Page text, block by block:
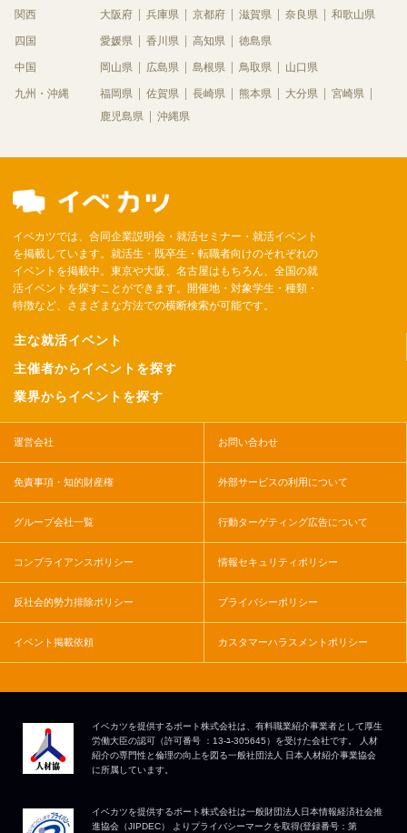
関西 大阪府 兵庫県 京都府 滋賀県 奈良県 和歌山県
四国 愛媛県 香川県 高知県 徳島県
中国 岡山県 広島県 島根県 鳥取県 山口県
九州・沖縄 福岡県 佐賀県 長崎県 熊本県 大分県
宮崎県
鹿児島県
沖縄県
イベカツでは、合同企業説明会・就活セミナー・就活イベント
を掲載しています。就活生・既卒生・転職者向けのそれぞれの
イベントを掲載中。東京や大阪、名古屋はもちろん、全国の就
活イベントを探すことができます。開催地・対象学生・種類・
特徴など、さまざまな方法での横断検索が可能です。
主な就活イベント
主催者からイベントを探す
業界からイベントを探す
運営会社 お問い合わせ
免責事項・知的財産権 外部サービスの利用について
グループ会社一覧 行動ターゲティング広告について
コンプライアンスポリシー 情報セキュリティポリシー
反社会的勢力排除ポリシー プライバシーポリシー
イベント掲載依頼 カスタマーハラスメントポリシー